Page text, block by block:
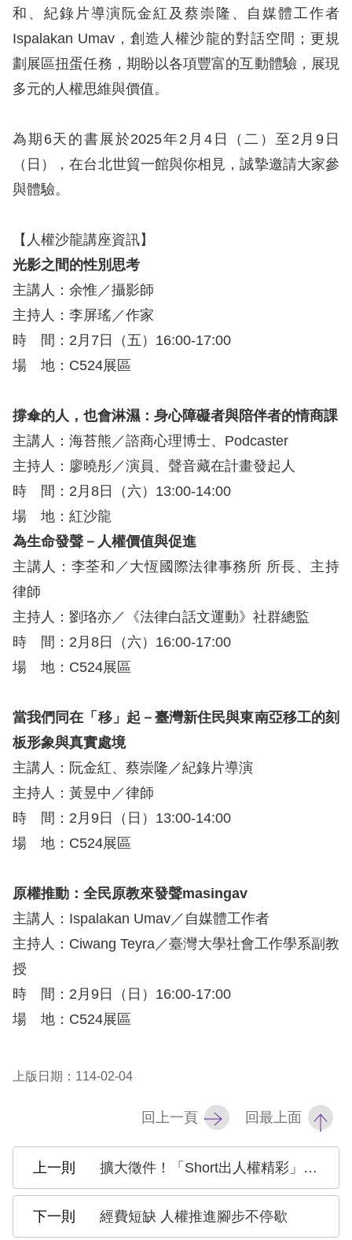
無
障
快
捷
選
語
兒少版
回
頁
網
站
安
全
政
隱
私
權
保
護
策
政
府
網
站
資
開
告
無
和、紀錄片導演阮金紅及蔡崇隆、自媒體工作者
Ispalakan Umav，創造人權沙龍的對話空間；更規
劃展區扭蛋任務，期盼以各項豐富的互動體驗，展現
多元的人權思維與價值。
為期6天的書展於2025年2月4日（二）至2月9日
（日），在台北世貿一館與你相見，誠摯邀請大家參
與體驗。
【人權沙龍講座資訊】
光影之間的性別思考
主講人：余惟／攝影師
主持人：李屏瑤／作家
時 間：2月7日（五）16:00-17:00
場 地：C524展區
撐傘的人，也會淋濕：身心障礙者與陪伴者的情商課
主講人：海苔熊／諮商心理博士、Podcaster
主持人：廖曉彤／演員、聲音藏在計畫發起人
時 間：2月8日（六）13:00-14:00
場 地：紅沙龍
為生命發聲－人權價值與促進
主講人：李荃和／大恆國際法律事務所 所長、主持
律師
主持人：劉珞亦／《法律白話文運動》社群總監
時 間：2月8日（六）16:00-17:00
場 地：C524展區
當我們同在「移」起－臺灣新住民與東南亞移工的刻
板形象與真實處境
主講人：阮金紅、蔡崇隆／紀錄片導演
主持人：黃昱中／律師
時 間：2月9日（日）13:00-14:00
場 地：C524展區
原權推動：全民原教來發聲masingav
主講人：Ispalakan Umav／自媒體工作者
主持人：Ciwang Teyra／臺灣大學社會工作學系副教
授
時 間：2月9日（日）16:00-17:00
場 地：C524展區
上版日期：114-02-04
回上一頁 回最上面
擴大徵件！「Short出人權精彩」短影音競賽 延長徵件至114年3月14日
經費短缺 人權推進腳步不停歇